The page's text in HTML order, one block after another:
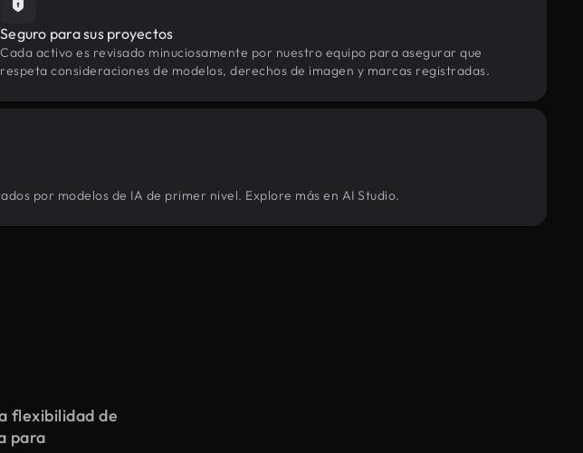
Seguro para sus proyectos
Cada activo es revisado minuciosamente por nuestro equipo para asegurar que
respeta consideraciones de modelos, derechos de imagen y marcas registradas.
por modelos de IA de primer nivel. Explore más en AI Studio.
flexibilidad de
para